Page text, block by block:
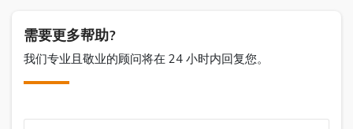
需要更多帮助?
我们专业且敬业的顾问将在 24 小时内回复您。